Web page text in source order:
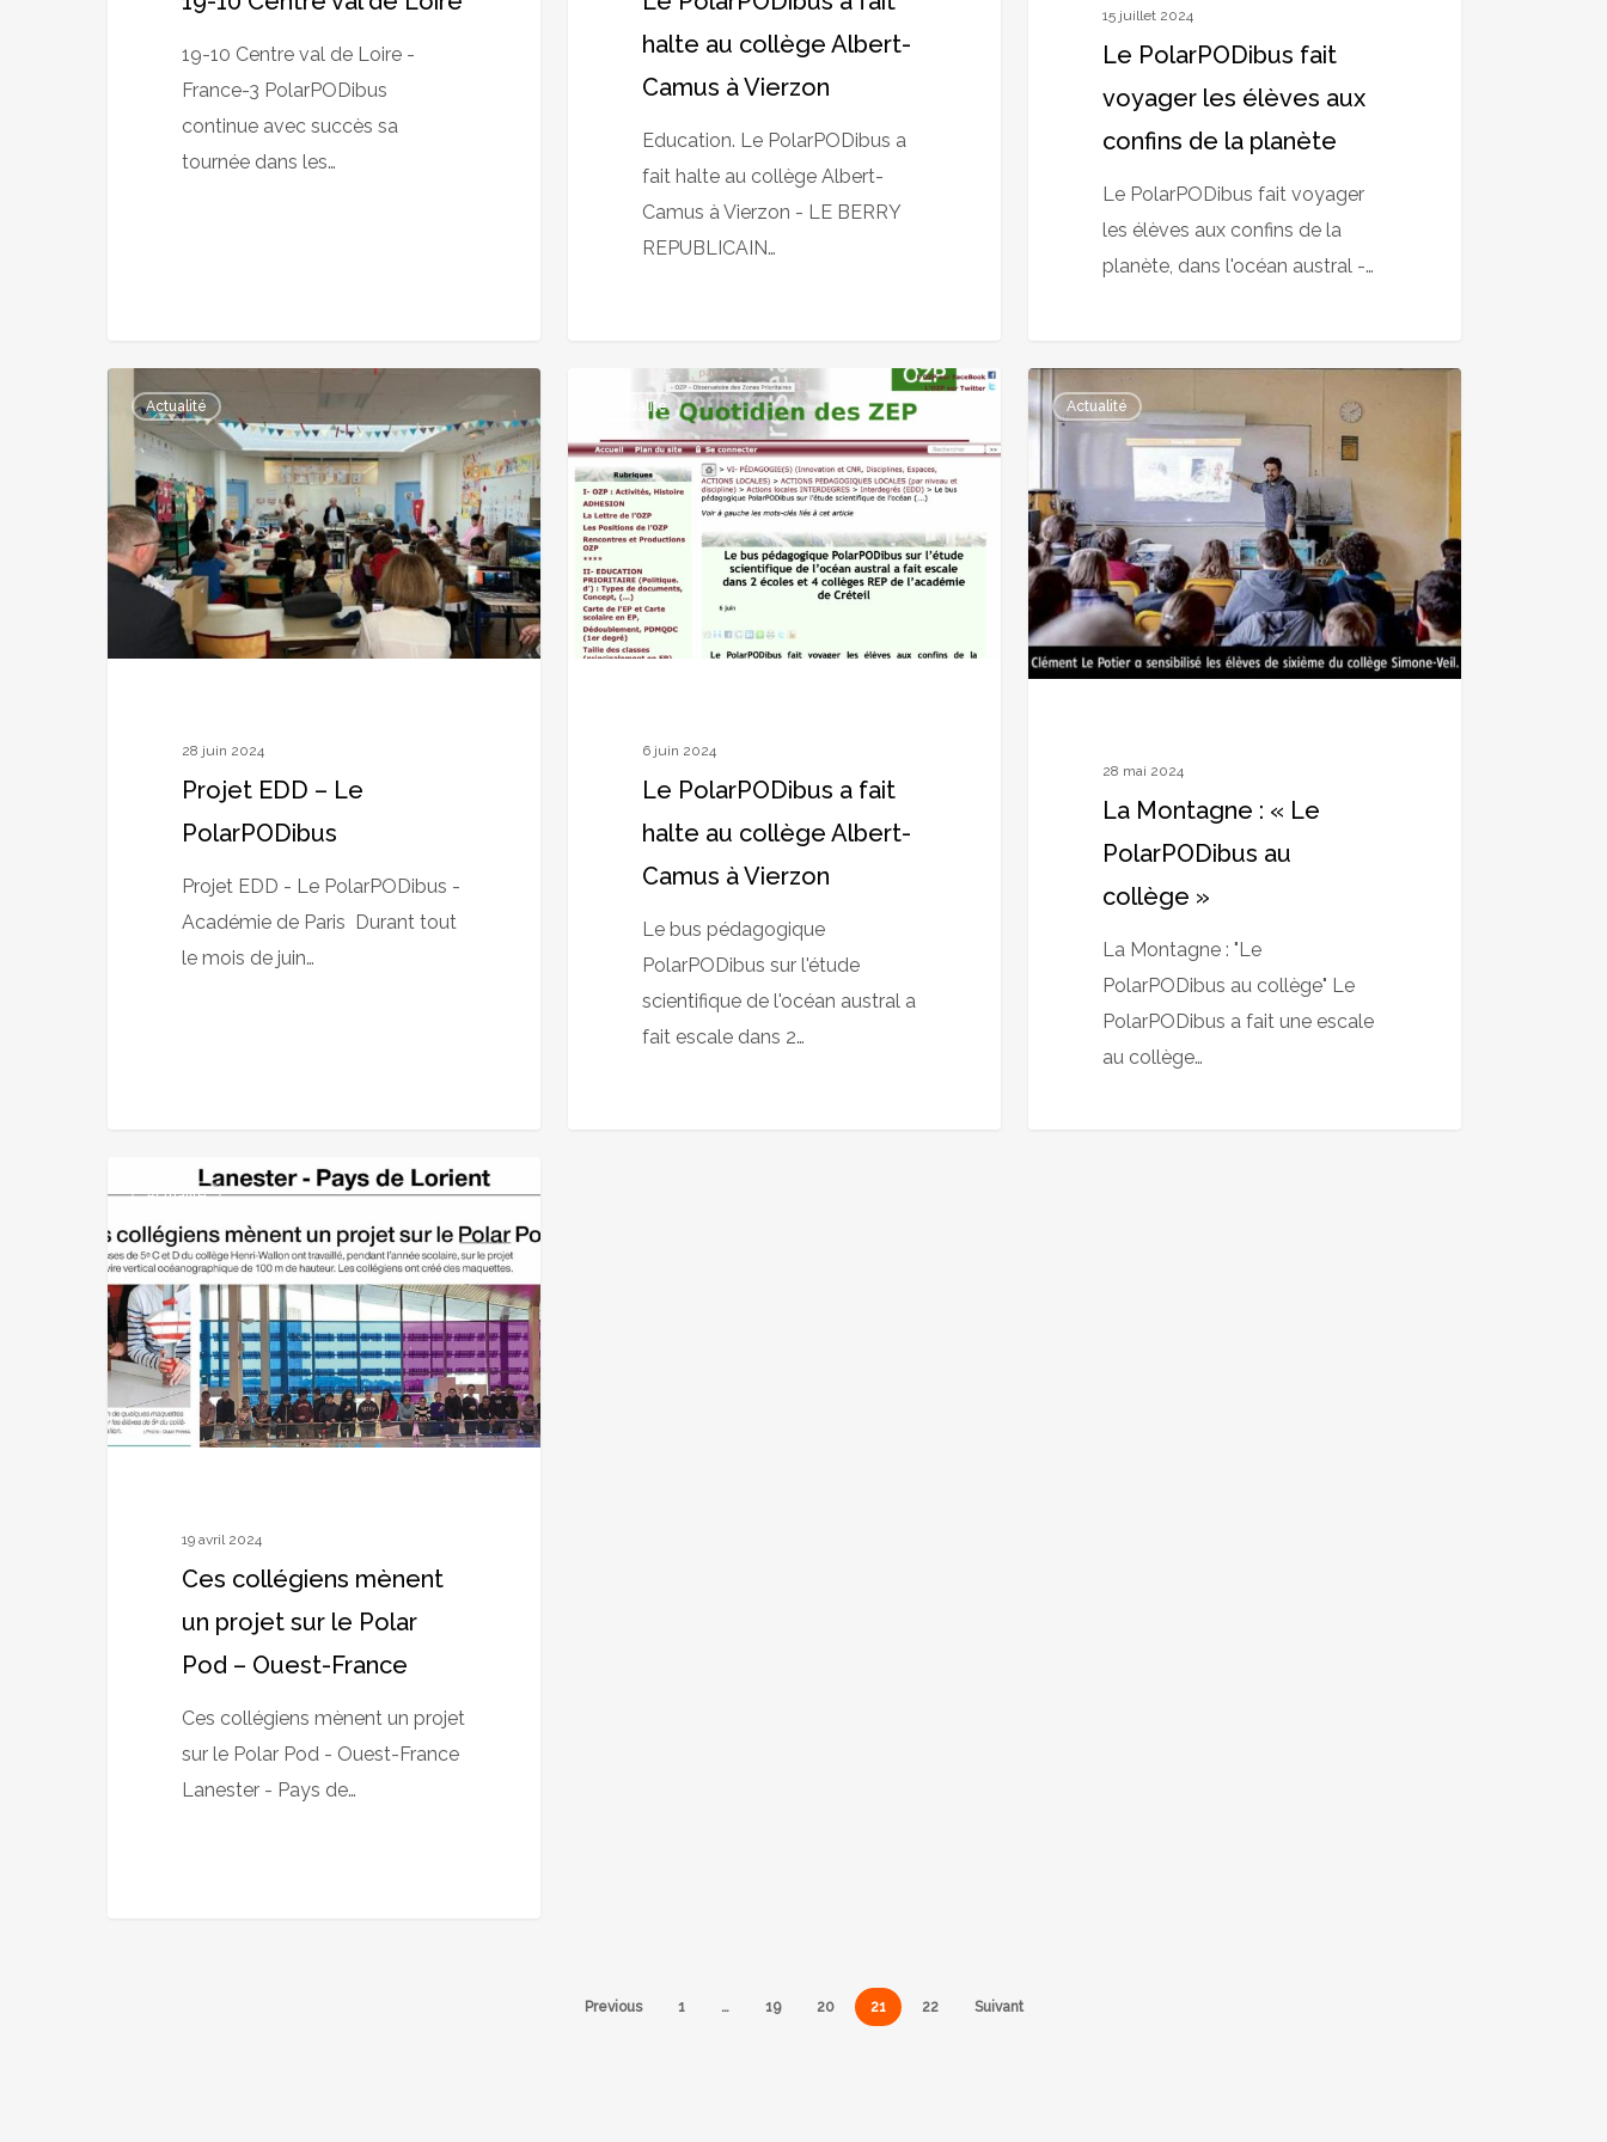
19-10 Centre val de Loire -
France-3 PolarPODibus
continue avec succès sa
tournée dans les…
halte au collège Albert-
Camus à Vierzon
Education. Le PolarPODibus a
fait halte au collège Albert-
Camus à Vierzon - LE BERRY
REPUBLICAIN…
15 juillet 2024
Le PolarPODibus fait
voyager les élèves aux
confins de la planète
Le PolarPODibus fait voyager
les élèves aux confins de la
planète, dans l'océan austral -…
EDD
PolarPODibus
Actualité
28 juin 2024
Projet EDD – Le
PolarPODibus
Projet EDD - Le PolarPODibus -
Académie de Paris Durant tout
le mois de juin…
PolarPODibus
a
fait
halte
au
collège
Albert-
Actualité
6 juin 2024
Le PolarPODibus a fait
halte au collège Albert-
Camus à Vierzon
Le bus pédagogique
PolarPODibus sur l'étude
scientifique de l'océan austral a
fait escale dans 2…
La
Montagne
« Le
PolarPODibus
au
collège »
Actualité
28 mai 2024
La Montagne : « Le
PolarPODibus au
collège »
La Montagne : "Le
PolarPODibus au collège" Le
PolarPODibus a fait une escale
au collège…
mènent
un
projet
sur
le
Polar
Actualité
19 avril 2024
Ces collégiens mènent
un projet sur le Polar
Pod – Ouest-France
Ces collégiens mènent un projet
sur le Polar Pod - Ouest-France
Lanester - Pays de…
Previous 1 … 19 20 21 22 Suivant